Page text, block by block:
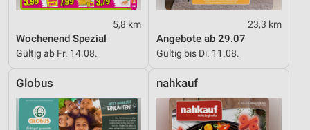
5,8 km
Wochenend Spezial
Gültig ab Fr. 14.08.
23,3 km
Angebote ab 29.07
Gültig bis Di. 11.08.
Globus nahkauf